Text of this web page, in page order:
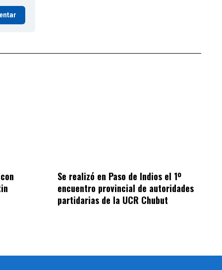
Se realizó en Paso de Indios el 1º
encuentro provincial de autoridades
partidarias de la UCR Chubut